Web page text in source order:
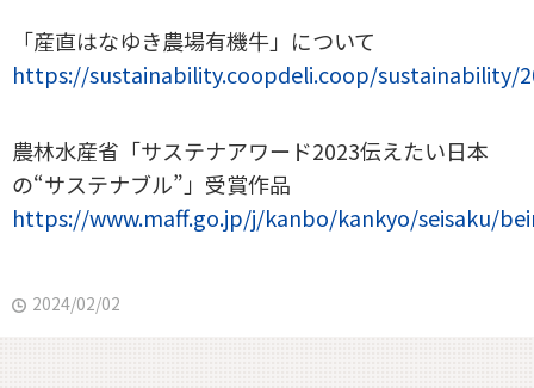
「産直はなゆき農場有機牛」について
https://sustainability.coopdeli.coop/sustainability/
農林水産省「サステナアワード2023伝えたい日本
の“サステナブル”」受賞作品
https://www.maff.go.jp/j/kanbo/kankyo/seisaku/
2024/02/02